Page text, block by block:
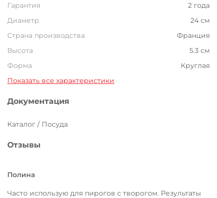
Гарантия
2 года
Диаметр
24 см
Страна производства
Франция
Высота
5.3 см
Форма
Круглая
Показать все характеристики
Документация
Каталог / Посуда
Отзывы
Полина
Часто использую для пирогов с творогом. Результаты